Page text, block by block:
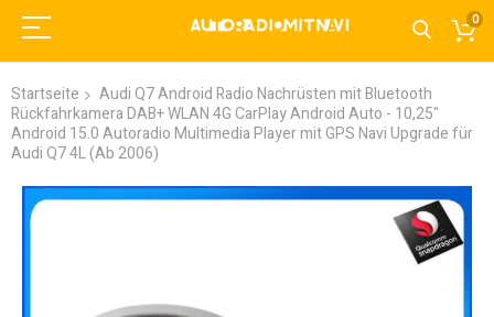
0
Startseite
Audi Q7 Android Radio Nachrüsten mit Bluetooth
Rückfahrkamera DAB+ WLAN 4G CarPlay Android Auto - 10,25"
Android 15.0 Autoradio Multimedia Player mit GPS Navi Upgrade für
Audi Q7 4L (Ab 2006)
Zum
Ende
der